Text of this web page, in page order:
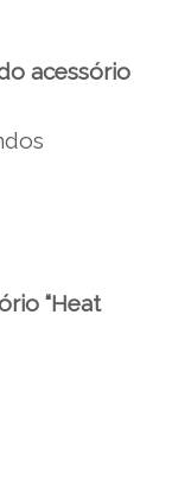
acessório
“Heat